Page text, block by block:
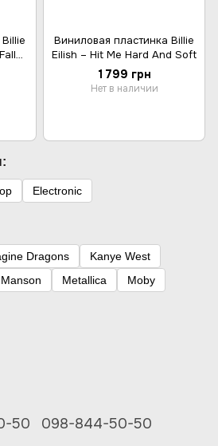
Виниловая пластинка Billie
Eilish – Hit Me Hard And Soft
1 799 грн
Нет в наличии
Electronic
Dragons
Kanye West
Metallica
Moby
50 098-844-50-50